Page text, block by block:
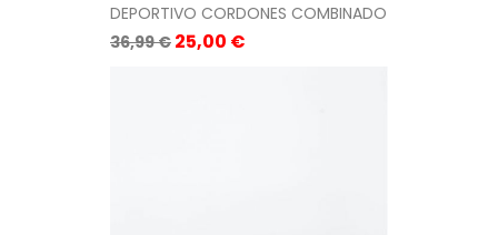
DEPORTIVO CORDONES COMBINADO
Precio
36,99 € Precio
25,00 €